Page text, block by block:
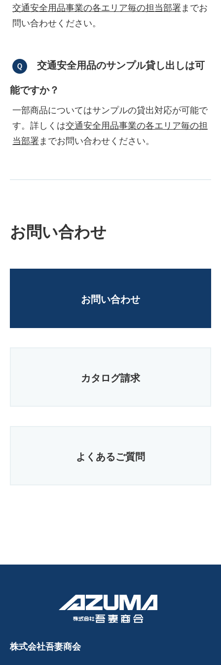
交通安全用品事業の各エリア毎の担当部署 までお
問い合わせください。
交通安全用品のサンプル貸し出しは可
能ですか？
一部商品についてはサンプルの貸出対応が可能で
す。詳しくは交通安全用品事業の各エリア毎の担
当部署 までお問い合わせください。
お問い合わせ
お問い合わせ
カタログ請求
よくあるご質問
株式会社吾妻商会